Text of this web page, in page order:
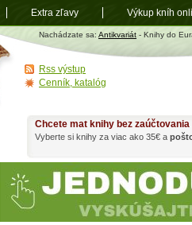
Antikvariát
shop.sk
Nachádzate sa: Antikvariát - Knihy do
Chcete mat knihy bez
Vyberte si knihy za viac ako 35€ a
Rss výstup
Cenník, katalóg
Extra zľavy Výkup kníh